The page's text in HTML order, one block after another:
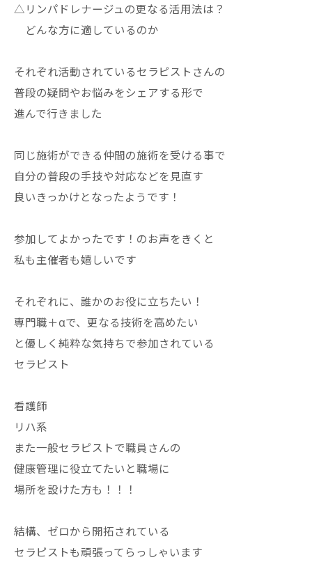
△リンパドレナージュの更なる活用法は？
どんな方に適しているのか
それぞれ活動されているセラピストさんの
普段の疑問やお悩みをシェアする形で
進んで行きました
同じ施術ができる仲間の施術を受ける事で
自分の普段の手技や対応などを見直す
良いきっかけとなったようです！
参加してよかったです！のお声をきくと
私も主催者も嬉しいです
それぞれに、誰かのお役に立ちたい！
専門職＋αで、更なる技術を高めたい
と優しく純粋な気持ちで参加されている
セラピスト
看護師
リハ系
また一般セラピストで職員さんの
健康管理に役立てたいと職場に
場所を設けた方も！！！
結構、ゼロから開拓されている
セラピストも頑張ってらっしゃいます